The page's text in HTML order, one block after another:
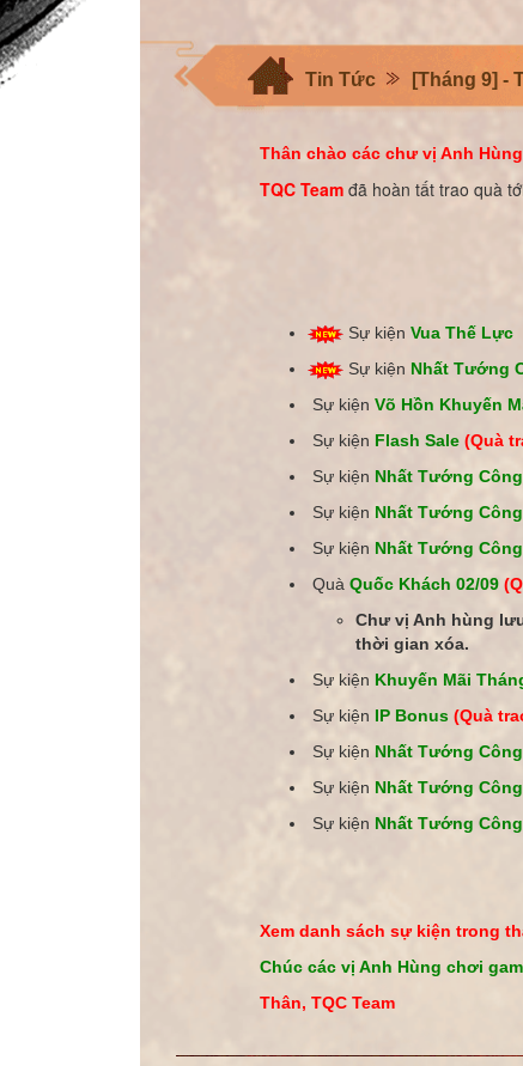
Tin Tức [Tháng 9] -
Thân chào các chư vị Anh
TQC Team đã hoàn tất trao quà
Sự kiện Vua Thế Lực
Sự kiện Nhất Tướng
Sự kiện Võ Hồn Khuyến
Sự kiện Flash Sale (Quà
Sự kiện Nhất Tướng
Sự kiện Nhất Tướng
Sự kiện Nhất Tướng
Quà Quốc Khách 02/09
Chư vị Anh hùng
thời gian xóa.
Sự kiện Khuyến Mãi
Sự kiện IP Bonus (Quà
Sự kiện Nhất Tướng
Sự kiện Nhất Tướng
Sự kiện Nhất Tướng
Xem danh sách sự kiện trong
Chúc các vị Anh Hùng chơi
Thân, TQC Team